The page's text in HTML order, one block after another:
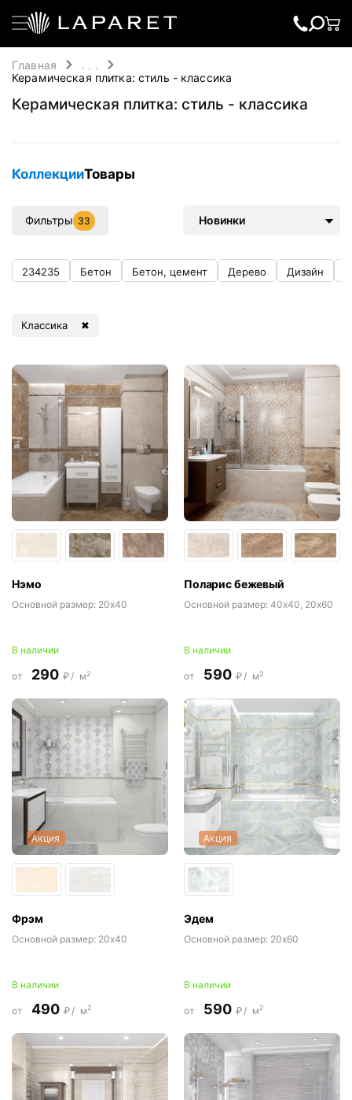
Главная
. . .
Керамическая плитка: стиль - классика
Керамическая плитка: стиль - классика
234235 Бетон Бетон, цемент Дерево Дизайн
Классика ✖
Фильтры 33
КоллекцииТовары
Новинки
Нэмо
Основной размер: 20x40
В наличии
от 290 ₽/ м2
Поларис бежевый
Основной размер: 40x40, 20x60
В наличии
от 590 ₽/ м2
Акция
Фрэм
Основной размер: 20x40
В наличии
от 490 ₽/ м2
Акция
Эдем
Основной размер: 20x60
В наличии
от 590 ₽/ м2